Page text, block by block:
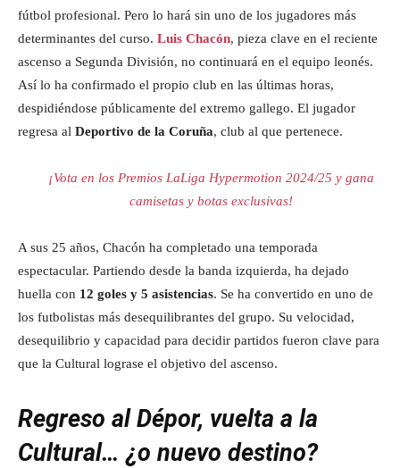
fútbol profesional. Pero lo hará sin uno de los jugadores más
determinantes del curso. Luis Chacón, pieza clave en el reciente
ascenso a Segunda División, no continuará en el equipo leonés.
Así lo ha confirmado el propio club en las últimas horas,
despidiéndose públicamente del extremo gallego. El jugador
regresa al Deportivo de la Coruña, club al que pertenece.
¡Vota en los Premios LaLiga Hypermotion 2024/25 y gana
camisetas y botas exclusivas!
A sus 25 años, Chacón ha completado una temporada
espectacular. Partiendo desde la banda izquierda, ha dejado
huella con 12 goles y 5 asistencias. Se ha convertido en uno de
los futbolistas más desequilibrantes del grupo. Su velocidad,
desequilibrio y capacidad para decidir partidos fueron clave para
que la Cultural lograse el objetivo del ascenso.
Regreso al Dépor, vuelta a la
Cultural… ¿o nuevo destino?